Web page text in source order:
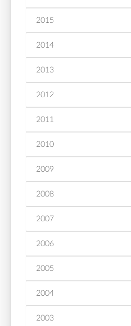
2015
2014
2013
2012
2011
2010
2009
2008
2007
2006
2005
2004
2003